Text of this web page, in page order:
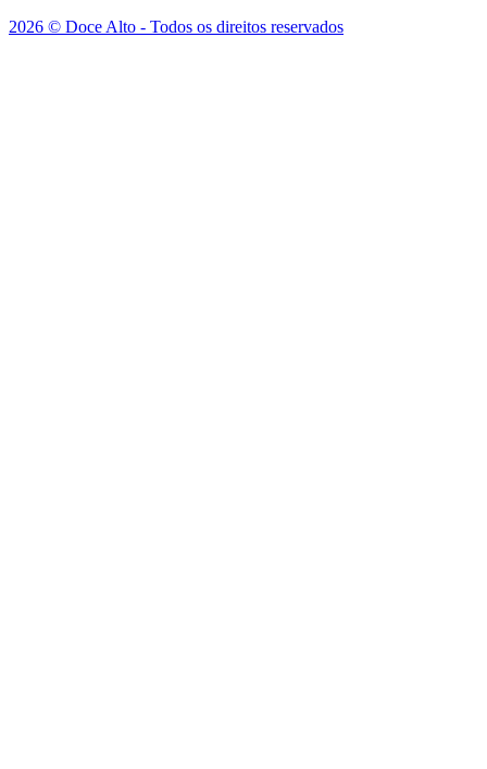
2026 © Doce Alto - Todos os direitos reservados